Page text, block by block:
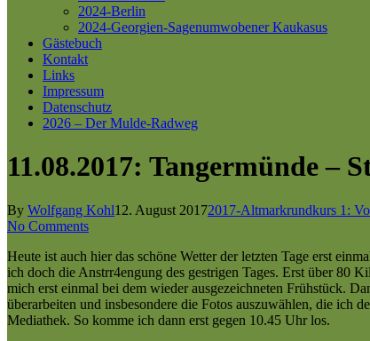
2024-Berlin
2024-Georgien-Sagenumwobener Kaukasus
Gästebuch
Kontakt
Links
Impressum
Datenschutz
2026 – Der Mulde-Radweg
11.08.2017: Tangermünde –
By Wolfgang Kohl12. August 20172017-Altmarkrundkurs 1:
No Comments
Heute ist auch hier das schöne Wetter der letzten Tage erst
ich doch die Anstrr4engung des gestrigen Tages. Erst über 80
mich erst einmal bei dem wieder ausgezeichneten Frühstück.
überarbeiten und insbesondere die Fotos auszuwählen, die ich
Mediathek. So komme ich dann erst gegen 10.45 Uhr los.